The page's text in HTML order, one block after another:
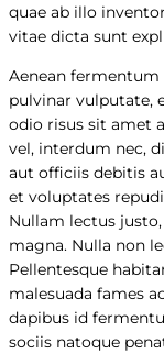
quae ab illo
vitae dicta sunt
Aenean
pulvinar vulputate,
odio risus sit amet
vel, interdum nec,
aut officiis debitis
et voluptates
Nullam lectus
magna. Nulla non
Pellentesque
malesuada fames
dapibus id
sociis natoque